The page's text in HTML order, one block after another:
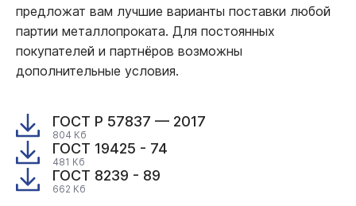
предложат вам лучшие варианты поставки любой
партии металлопроката. Для постоянных
покупателей и партнёров возможны
дополнительные условия.
ГОСТ Р 57837 — 2017
804 Кб
ГОСТ 19425 - 74
481 Кб
ГОСТ 8239 - 89
662 Кб